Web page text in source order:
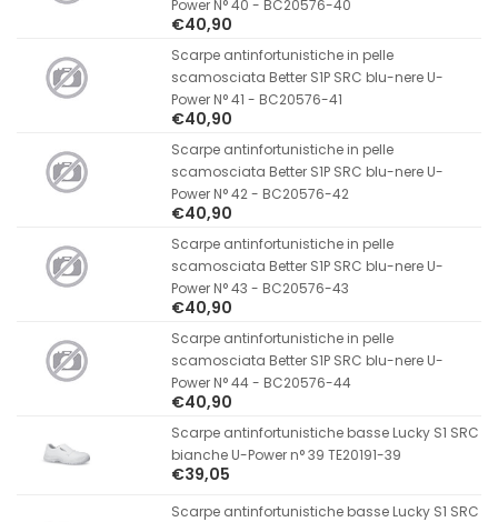
Power N° 40 - BC20576-40
€40,90
Scarpe antinfortunistiche in pelle
scamosciata Better S1P SRC blu-nere U-
Power N° 41 - BC20576-41
€40,90
Scarpe antinfortunistiche in pelle
scamosciata Better S1P SRC blu-nere U-
Power N° 42 - BC20576-42
€40,90
Scarpe antinfortunistiche in pelle
scamosciata Better S1P SRC blu-nere U-
Power N° 43 - BC20576-43
€40,90
Scarpe antinfortunistiche in pelle
scamosciata Better S1P SRC blu-nere U-
Power N° 44 - BC20576-44
€40,90
Scarpe antinfortunistiche basse Lucky S1 SRC
bianche U-Power n° 39 TE20191-39
€39,05
Scarpe antinfortunistiche basse Lucky S1 SRC